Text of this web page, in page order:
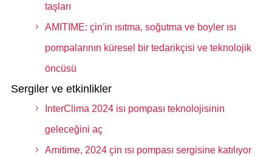
taşları
AMITIME: çin'in ısıtma, soğutma ve boyler ısı
pompalarının küresel bir tedarikçisi ve teknolojik
öncüsü
Sergiler ve etkinlikler
InterClima 2024 isı pompası teknolojisinin
geleceğini aç
Amitime, 2024 çin ısı pompası sergisine katılıyor